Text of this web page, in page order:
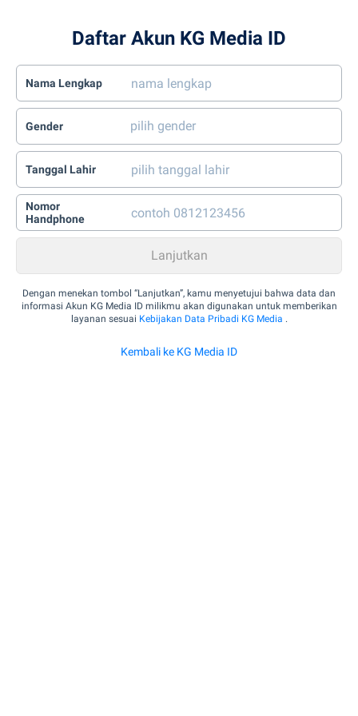
Daftar Akun KG Media ID
Nama Lengkap
Gender
Tanggal Lahir
Nomor
Handphone
Dengan menekan tombol “Lanjutkan”, kamu menyetujui bahwa data dan
informasi Akun KG Media ID milikmu akan digunakan untuk memberikan
layanan sesuai Kebijakan Data Pribadi KG Media .
Kembali ke KG Media ID